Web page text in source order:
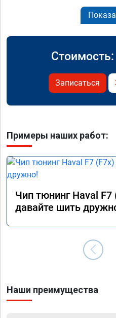
Стоимость:
Записаться
Примеры наших работ:
Чип тюнинг Haval F7
давайте шить
Наши преимущества